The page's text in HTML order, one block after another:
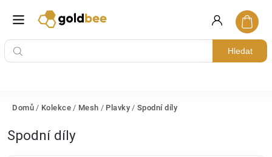
Hledat
Domů / Kolekce / Mesh / Plavky / Spodní díly
Spodní díly